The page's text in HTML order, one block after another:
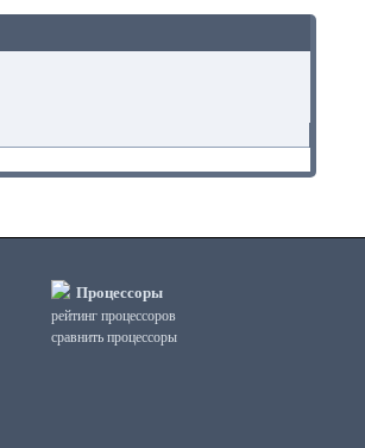
Процессоры
рейтинг процессоров
сравнить процессоры